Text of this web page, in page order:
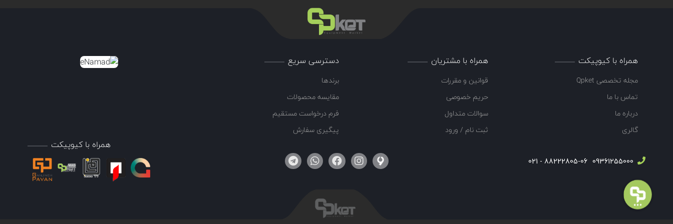
همراه با کیوپیکت
مجله تخصصی Qpket
تماس با ما
درباره ما
گالری
همراه با مشتریان
قوانین و مقررات
حریم خصوصی
سوالات متداول
ثبت نام / ورود
دسترسی سریع
برندها
مقایسه محصولات
فرم درخواست مستقیم
پیگیری سفارش
09361255000
88222805-06 - 021
همراه با کیوپیکت